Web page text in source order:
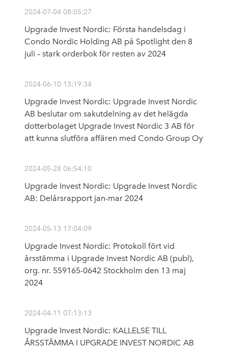
2024-07-04 08:05:27
Upgrade Invest Nordic: Första handelsdag i
Condo Nordic Holding AB på Spotlight den 8
juli – stark orderbok för resten av 2024
2024-06-10 13:19:34
Upgrade Invest Nordic: Upgrade Invest Nordic
AB beslutar om sakutdelning av det helägda
dotterbolaget Upgrade Invest Nordic 3 AB för
att kunna slutföra affären med Condo Group Oy
2024-05-28 06:54:10
Upgrade Invest Nordic: Upgrade Invest Nordic
AB: Delårsrapport jan-mar 2024
2024-05-13 17:04:09
Upgrade Invest Nordic: Protokoll fört vid
årsstämma i Upgrade Invest Nordic AB (publ),
org. nr. 559165-0642 Stockholm den 13 maj
2024
2024-04-11 07:13:13
Upgrade Invest Nordic: KALLELSE TILL
ÅRSSTÄMMA I UPGRADE INVEST NORDIC AB